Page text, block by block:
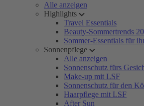
Alle anzeigen
Highlights
Travel Essentials
Beauty-Sommertrends
Sommer-Essentials für
Sonnenpflege
Alle anzeigen
Sonnenschutz fürs
Make-up mit LSF
Sonnenschutz für den
Haarpflege mit LSF
After Sun